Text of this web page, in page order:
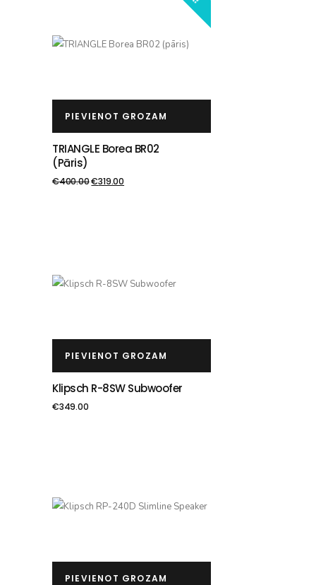
PIEVIENOT GROZAM
TRIANGLE Borea BR02
(pāris)
€400.00€319.00
PIEVIENOT GROZAM
Klipsch R-8SW Subwoofer
€349.00
PIEVIENOT GROZAM